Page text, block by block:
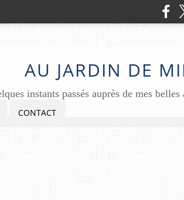
AU JARDIN DE
instants passés auprès de mes
CONTACT